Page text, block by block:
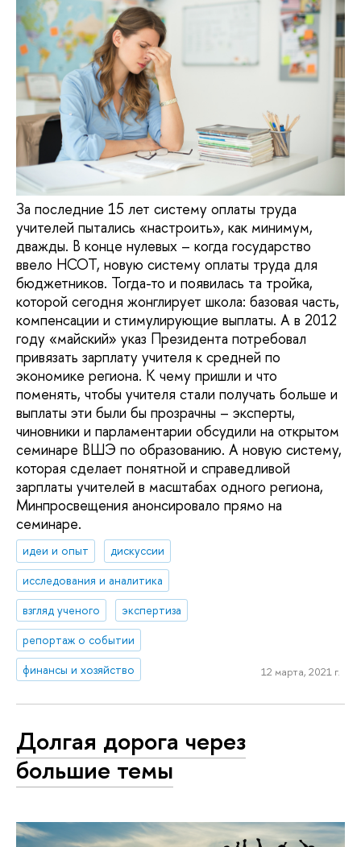
За последние 15 лет систему оплаты труда
учителей пытались «настроить», как минимум,
дважды. В конце нулевых – когда государство
ввело НСОТ, новую систему оплаты труда для
бюджетников. Тогда-то и появилась та тройка,
которой сегодня жонглирует школа: базовая часть,
компенсации и стимулирующие выплаты. А в 2012
году «майский» указ Президента потребовал
привязать зарплату учителя к средней по
экономике региона. К чему пришли и что
поменять, чтобы учителя стали получать больше и
выплаты эти были бы прозрачны – эксперты,
чиновники и парламентарии обсудили на открытом
семинаре ВШЭ по образованию. А новую систему,
которая сделает понятной и справедливой
зарплаты учителей в масштабах одного региона,
Минпросвещения анонсировало прямо на
семинаре.
идеи и опыт
дискуссии
исследования и аналитика
взгляд ученого
экспертиза
репортаж о событии
финансы и хозяйство
12 марта, 2021 г.
Долгая дорога через
большие темы